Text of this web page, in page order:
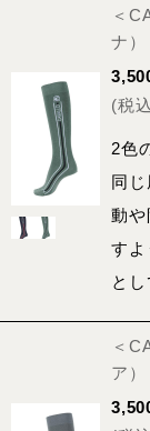
＜
ナ）
(税込
2色
同
動や
す
と
＜
ア）